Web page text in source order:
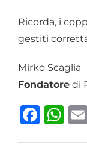
Ricorda, i
gestiti
Mirko Scaglia
Fondatore di